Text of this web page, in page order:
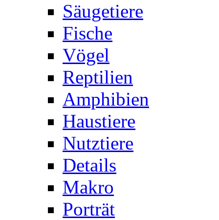
Säugetiere
Fische
Vögel
Reptilien
Amphibien
Haustiere
Nutztiere
Details
Makro
Porträt